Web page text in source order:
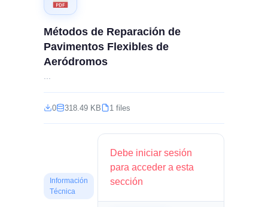
Métodos de Reparación de
Pavimentos Flexibles de
Aeródromos
0 318.49 KB 1 files
Información
Técnica
Debe iniciar sesión
para acceder a esta
sección